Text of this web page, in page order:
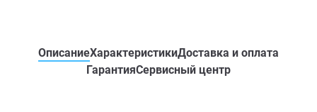
ОписаниеХарактеристикиДоставка и оплата
ГарантияСервисный центр